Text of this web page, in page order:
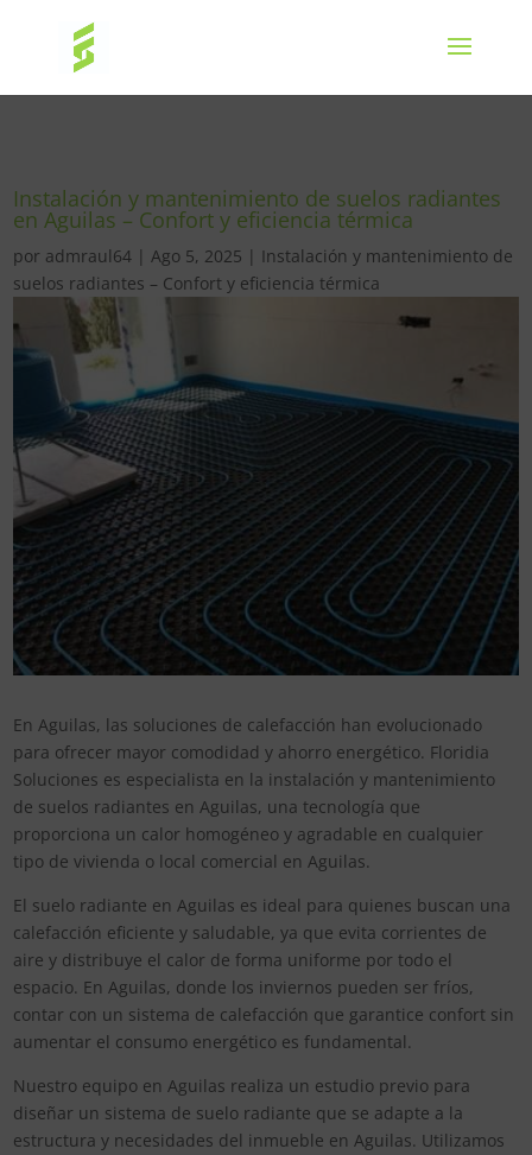
Instalación y mantenimiento de suelos radiantes
en Aguilas – Confort y eficiencia térmica
por admraul64 |Ago 5, 2025 | Instalación y mantenimiento de
suelos radiantes – Confort y eficiencia térmica
En Aguilas, las soluciones de calefacción han evolucionado
para ofrecer mayor comodidad y ahorro energético. Floridia
Soluciones es especialista en la instalación y mantenimiento
de suelos radiantes en Aguilas, una tecnología que
proporciona un calor homogéneo y agradable en cualquier
tipo de vivienda o local comercial en Aguilas.
El suelo radiante en Aguilas es ideal para quienes buscan una
calefacción eficiente y saludable, ya que evita corrientes de
aire y distribuye el calor de forma uniforme por todo el
espacio. En Aguilas, donde los inviernos pueden ser fríos,
contar con un sistema de calefacción que garantice confort sin
aumentar el consumo energético es fundamental.
Nuestro equipo en Aguilas realiza un estudio previo para
diseñar un sistema de suelo radiante que se adapte a la
estructura y necesidades del inmueble en Aguilas. Utilizamos